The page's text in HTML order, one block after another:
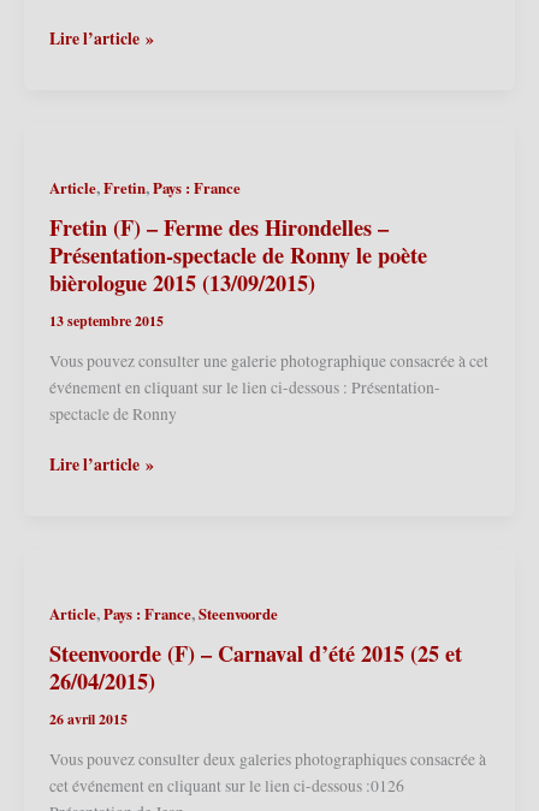
Ostiches
baptême
de
Prosper
Quiévy
(24/06/2017)
Lire l’article »
Article,Fretin,Pays : France
Fretin (F) – Ferme des Hirondelles –
Présentation-spectacle de Ronny le poète
bièrologue 2015 (13/09/2015)
13 septembre 2015
Vous pouvez consulter une galerie photographique consacrée à cet
événement en cliquant sur le lien ci-dessous : Présentation-
spectacle de Ronny
Fretin
–
Présentation-
spectacle
Ronny
le
poète
Lire l’article »
Article,Pays : France,Steenvoorde
Steenvoorde (F) – Carnaval d’été 2015 (25 et
26/04/2015)
26 avril 2015
Vous pouvez consulter deux galeries photographiques consacrée à
cet événement en cliquant sur le lien ci-dessous :0126